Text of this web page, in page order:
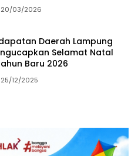
20/03/2026
Daerah Lampung
Selamat Natal
Baru 2026
25/12/2025